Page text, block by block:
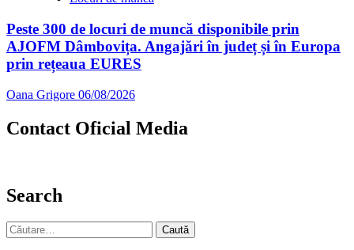
Peste 300 de locuri de muncă disponibile prin
AJOFM Dâmbovița. Angajări în județ și în Europa
prin rețeaua EURES
Oana Grigore 06/08/2026
Contact Oficial Media
Search
Caută
după: